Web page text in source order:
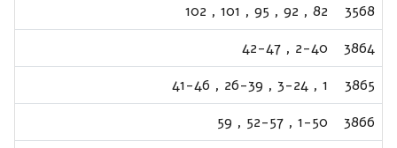
3568
82
,
92
,
95
,
101
,
102
3864
2-40
,
42-47
3865
1
,
3-24
,
26-39
,
41-46
3866
1-50
,
52-57
,
59